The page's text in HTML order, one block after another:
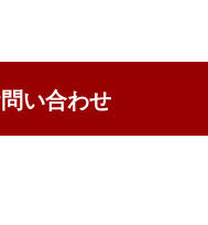
い合わせ